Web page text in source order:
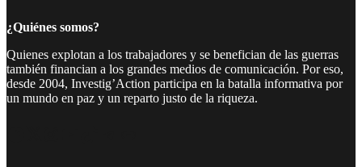
¿Quiénes somos?
Quienes explotan a los trabajadores y se benefician de las guerras
también financian a los grandes medios de comunicación. Por eso,
desde 2004, Investig’Action participa en la batalla informativa por
un mundo en paz y un reparto justo de la riqueza.